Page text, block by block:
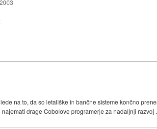
na to, da so letališke in bančne sisteme končno
drage Cobolove programerje za nadaljnji razvoj